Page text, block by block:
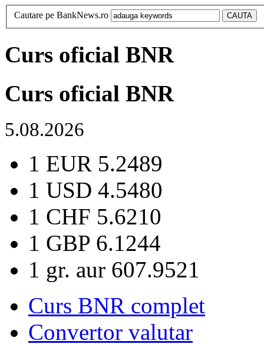
Cautare pe BankNews.ro
Curs oficial BNR
Curs oficial BNR
5.08.2026
1 EUR 5.2489
1 USD 4.5480
1 CHF 5.6210
1 GBP 6.1244
1 gr. aur 607.9521
Curs BNR complet
Convertor valutar